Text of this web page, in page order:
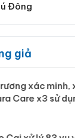
Đông
giả
xác minh,
Care x3 sử